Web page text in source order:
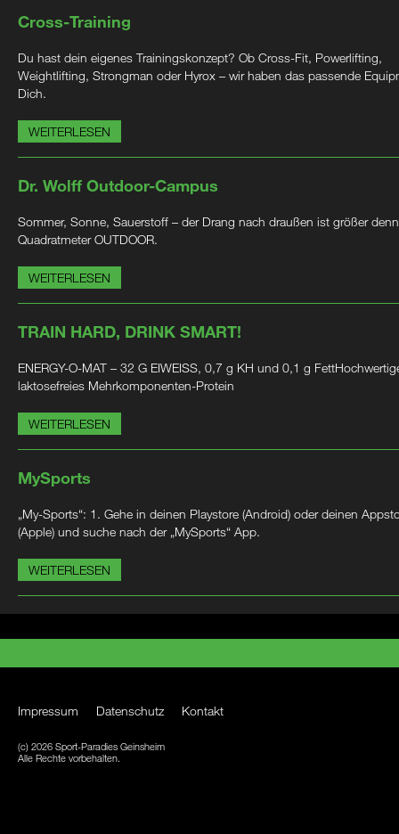
Cross-Training
Du hast dein eigenes Trainingskonzept? Ob Cross-Fit, Powerlifting,
Weightlifting, Strongman oder Hyrox – wir haben das passende
Dich.
WEITERLESEN
Dr. Wolff Outdoor-Campus
Sommer, Sonne, Sauerstoff – der Drang nach draußen ist größer
Quadratmeter OUTDOOR.
WEITERLESEN
TRAIN HARD, DRINK SMART!
ENERGY-O-MAT – 32 G EIWEISS, 0,7 g KH und 0,1 g
laktosefreies Mehrkomponenten-Protein
WEITERLESEN
MySports
„My-Sports“: 1. Gehe in deinen Playstore (Android) oder deinen
(Apple) und suche nach der „MySports“ App.
WEITERLESEN
Impressum Datenschutz Kontakt
(c) 2026 Sport-Paradies Geinsheim
Alle Rechte vorbehalten.